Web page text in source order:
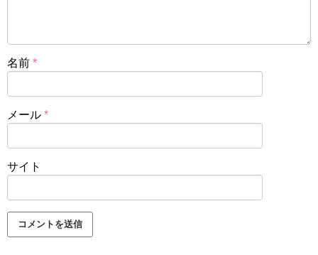
名前 *
メール *
サイト